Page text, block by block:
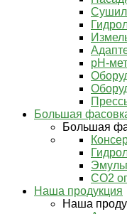
pH-
Большая
Большая
СО2
Наша продукция
Наша